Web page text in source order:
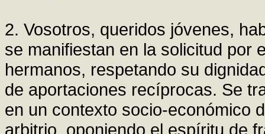
2. Vosotros, queridos jóvenes,
se manifiestan en la solicitud por
hermanos, respetando su
de aportaciones recíprocas. Se
en un contexto socio-económico
arbitrio, oponiendo el espíritu de